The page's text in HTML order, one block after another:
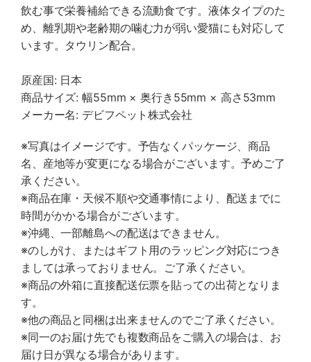
飲む事で栄養補給できる流動食です。液体タイプのた
め、離乳期や老齢期の噛む力が弱い愛猫にも対応して
います。タウリン配合。
原産国: 日本
商品サイズ: 幅55mm × 奥行き55mm × 高さ53mm
メーカー名: デビフペット株式会社
※写真はイメージです。予告なくパッケージ、商品
名、産地等が変更になる場合がございます。予めご了
承ください。
※商品在庫・天候不順や交通事情により、配送までに
時間がかかる場合がございます。
※沖縄、一部離島への配送はできません。
※のしがけ、またはギフト用のラッピング対応につき
ましては承っておりません。ご了承ください。
※商品の外箱に直接配送伝票を貼っての出荷となりま
す。
※他の商品と同梱は出来ませんのでご了承ください。
※同一のお届け先でも複数商品をご購入の場合は、お
届け日が異なる場合があります。